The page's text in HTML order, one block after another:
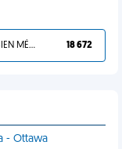
TU L'AS BIEN MÉRITÉ 18 672
- Ottawa